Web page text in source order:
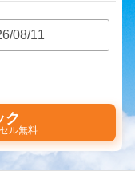
ク
ル無料